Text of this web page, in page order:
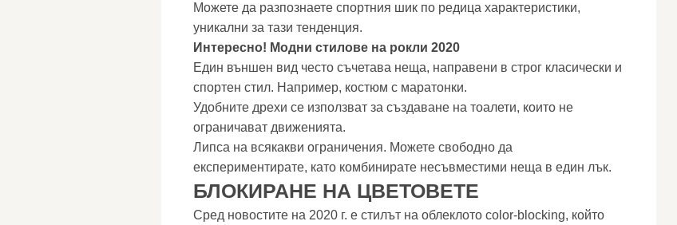
Можете да разпознаете спортния шик по редица характеристики,
уникални за тази тенденция.
Интересно! Модни стилове на рокли 2020
Един външен вид често съчетава неща, направени в строг класически и
спортен стил. Например, костюм с маратонки.
Удобните дрехи се използват за създаване на тоалети, които не
ограничават движенията.
Липса на всякакви ограничения. Можете свободно да
експериментирате, като комбинирате несъвместими неща в един лък.
БЛОКИРАНЕ НА ЦВЕТОВЕТЕ
Сред новостите на 2020 г. е стилът на облеклото color-blocking, който